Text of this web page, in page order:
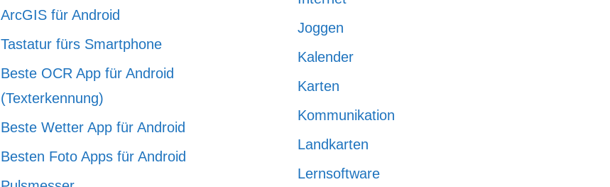
ArcGIS für Android
Tastatur fürs Smartphone
Beste OCR App für Android
(Texterkennung)
Beste Wetter App für Android
Besten Foto Apps für Android
Joggen
Kalender
Karten
Kommunikation
Landkarten
Lernsoftware